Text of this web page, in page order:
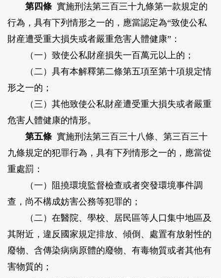
第四條實施刑法第三百三十九條第一款規定的
行為，具有下列情形之一的，應當認定為“致使公私
財産遭受重大損失或者嚴重危害人體健康”：
（一）致使公私財産損失一百萬元以上的；
（二）具有本解釋第二條第五項至第十項規定情
形之一的；
（三）其他致使公私財産遭受重大損失或者嚴重
危害人體健康的情形。
第五條實施刑法第三百三十八條、第三百三十
九條規定的犯罪行為，具有下列情形之一的，應當從
重處罰：
（一）阻撓環境監督檢查或者突發環境事件調
查，尚不構成妨害公務等犯罪的；
（二）在醫院、學校、居民區等人口集中地區及
其附近，違反國家規定排放、傾倒、處置有放射性的
廢物、含傳染病病原體的廢物、有毒物質或者其他有
害物質的；